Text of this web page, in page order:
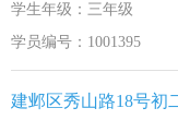
学生年级：三年级
学员编号：1001395